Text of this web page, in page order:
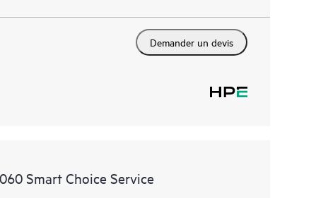
Demander un devis
Smart Choice Service